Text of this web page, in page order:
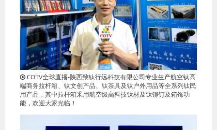
COTV全球直播-陕西致钛行远科技有限公司专业生产航空钛高
端商务拉杆箱、钛文创产品、钛茶具及钛户外用品等全系列钛民
用产品，其中拉杆箱釆用航空级高科技钛材及钛铆钉及箱饰功
能，欢迎大家光临！